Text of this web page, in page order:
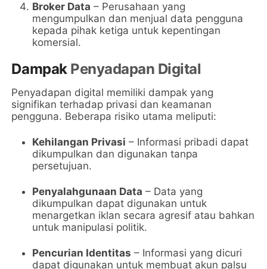
Broker Data – Perusahaan yang
mengumpulkan dan menjual data pengguna
kepada pihak ketiga untuk kepentingan
komersial.
Dampak Penyadapan Digital
Penyadapan digital memiliki dampak yang
signifikan terhadap privasi dan keamanan
pengguna. Beberapa risiko utama meliputi:
Kehilangan Privasi – Informasi pribadi dapat
dikumpulkan dan digunakan tanpa
persetujuan.
Penyalahgunaan Data – Data yang
dikumpulkan dapat digunakan untuk
menargetkan iklan secara agresif atau bahkan
untuk manipulasi politik.
Pencurian Identitas – Informasi yang dicuri
dapat digunakan untuk membuat akun palsu